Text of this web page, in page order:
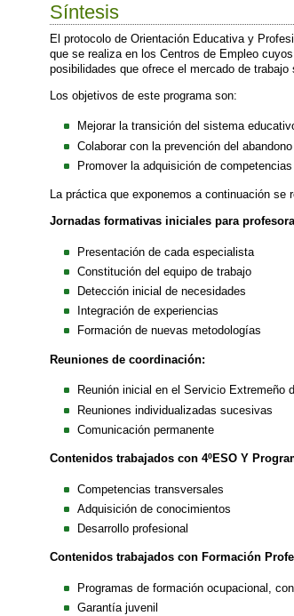
Síntesis
El protocolo de Orientación Educativa y
que se realiza en los Centros de Empleo
posibilidades que ofrece el mercado de trabajo
Los objetivos de este programa son:
Mejorar la transición del sistema
Colaborar con la prevención del
Promover la adquisición de
La práctica que exponemos a continuación
Jornadas formativas iniciales para
Presentación de cada especialista
Constitución del equipo de trabajo
Detección inicial de necesidades
Integración de experiencias
Formación de nuevas metodologías
Reuniones de coordinación:
Reunión inicial en el Servicio Extremeño
Reuniones individualizadas sucesivas
Comunicación permanente
Contenidos trabajados con 4ºESO Y
Competencias transversales
Adquisición de conocimientos
Desarrollo profesional
Contenidos trabajados con Formación
Programas de formación ocupacional,
Garantía juvenil